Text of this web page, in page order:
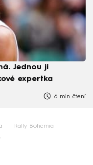
Jednou jí
expertka
6 min čtení
Rally Bohemia